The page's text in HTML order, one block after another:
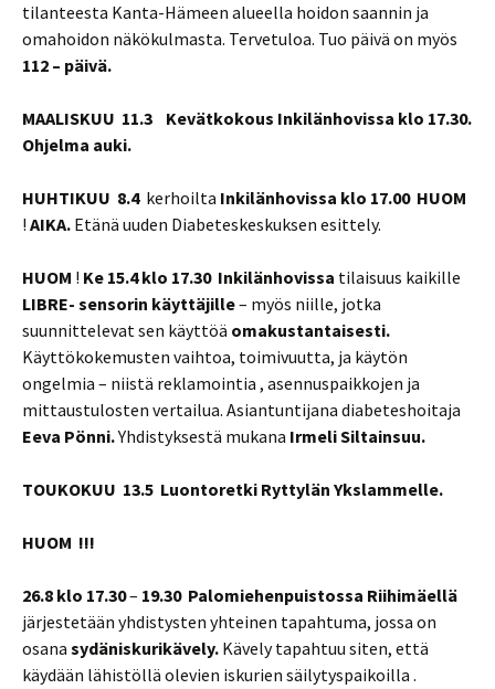
tilanteesta Kanta-Hämeen alueella hoidon saannin ja
omahoidon näkökulmasta. Tervetuloa. Tuo päivä on myös
112 – päivä.
MAALISKUU 11.3 Kevätkokous Inkilänhovissa klo 17.30.
Ohjelma auki.
HUHTIKUU 8.4 kerhoilta Inkilänhovissa klo 17.00 HUOM
! AIKA. Etänä uuden Diabeteskeskuksen esittely.
HUOM ! Ke 15.4 klo 17.30 Inkilänhovissa tilaisuus kaikille
LIBRE- sensorin käyttäjille– myös niille, jotka
suunnittelevat sen käyttöä omakustantaisesti.
Käyttökokemusten vaihtoa, toimivuutta, ja käytön
ongelmia – niistä reklamointia , asennuspaikkojen ja
mittaustulosten vertailua. Asiantuntijana diabeteshoitaja
Eeva Pönni.Yhdistyksestä mukana Irmeli Siltainsuu.
TOUKOKUU 13.5 Luontoretki Ryttylän Ykslammelle.
HUOM !!!
26.8 klo 17.30– 19.30 Palomiehenpuistossa Riihimäellä
järjestetään yhdistysten yhteinen tapahtuma, jossa on
osana sydäniskurikävely. Kävely tapahtuu siten, että
käydään lähistöllä olevien iskurien säilytyspaikoilla .